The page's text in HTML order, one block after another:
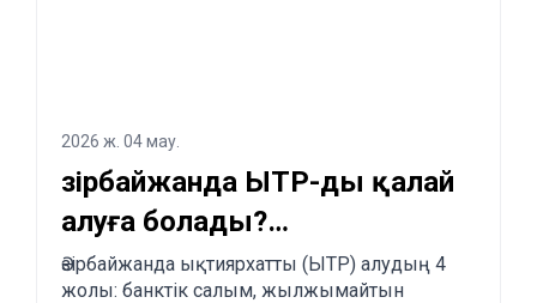
2026 ж. 04 мау.
Әзірбайжанда ЫТР-ды қалай
алуға болады?
Заңдастырудың 4 жолы
Әзірбайжанда ықтиярхатты (ЫТР) алудың 4
жолы: банктік салым, жылжымайтын